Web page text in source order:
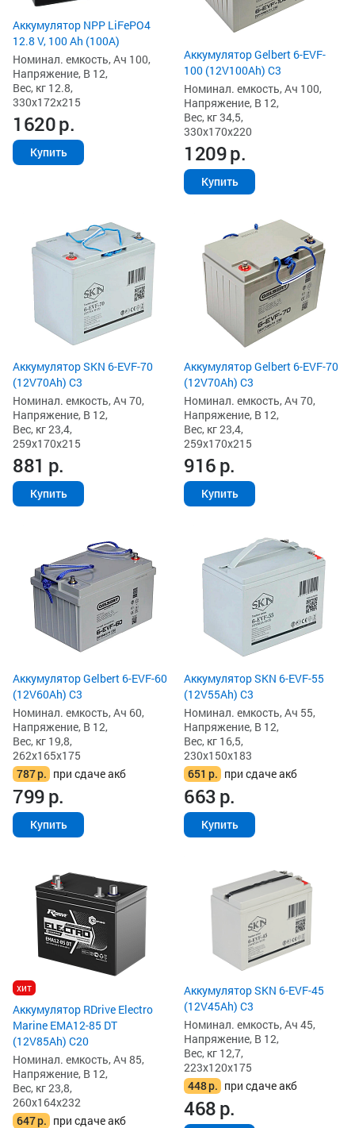
Аккумулятор NPP LiFePO4
12.8 V, 100 Ah (100A)
Номинал. емкость, Ач 100,
Напряжение, В 12,
Вес, кг 12.8,
330x172x215
1620р.
Купить
Аккумулятор Gelbert 6-EVF-
100 (12V100Ah) C3
Номинал. емкость, Ач 100,
Напряжение, В 12,
Вес, кг 34,5,
330x170x220
1209р.
Купить
Аккумулятор SKN 6-EVF-70
(12V70Ah) C3
Номинал. емкость, Ач 70,
Напряжение, В 12,
Вес, кг 23,4,
259x170x215
881 р.
Купить
Аккумулятор Gelbert 6-EVF-70
(12V70Ah) C3
Номинал. емкость, Ач 70,
Напряжение, В 12,
Вес, кг 23,4,
259x170x215
916р.
Купить
Аккумулятор Gelbert 6-EVF-60
(12V60Ah) C3
Номинал. емкость, Ач 60,
Напряжение, В 12,
Вес, кг 19,8,
262x165x175
787р. при сдаче акб
799р.
Купить
Аккумулятор SKN 6-EVF-55
(12V55Ah) C3
Номинал. емкость, Ач 55,
Напряжение, В 12,
Вес, кг 16,5,
230x150x183
651 р. при сдаче акб
663р.
Купить
хит
Аккумулятор RDrive Electro
Marine EMA12-85 DT
(12V85Ah) C20
Номинал. емкость, Ач 85,
Напряжение, В 12,
Вес, кг 23,8,
260x164x232
647р. при сдаче акб
Аккумулятор SKN 6-EVF-45
(12V45Ah) C3
Номинал. емкость, Ач 45,
Напряжение, В 12,
Вес, кг 12,7,
223x120x175
448р. при сдаче акб
468р.